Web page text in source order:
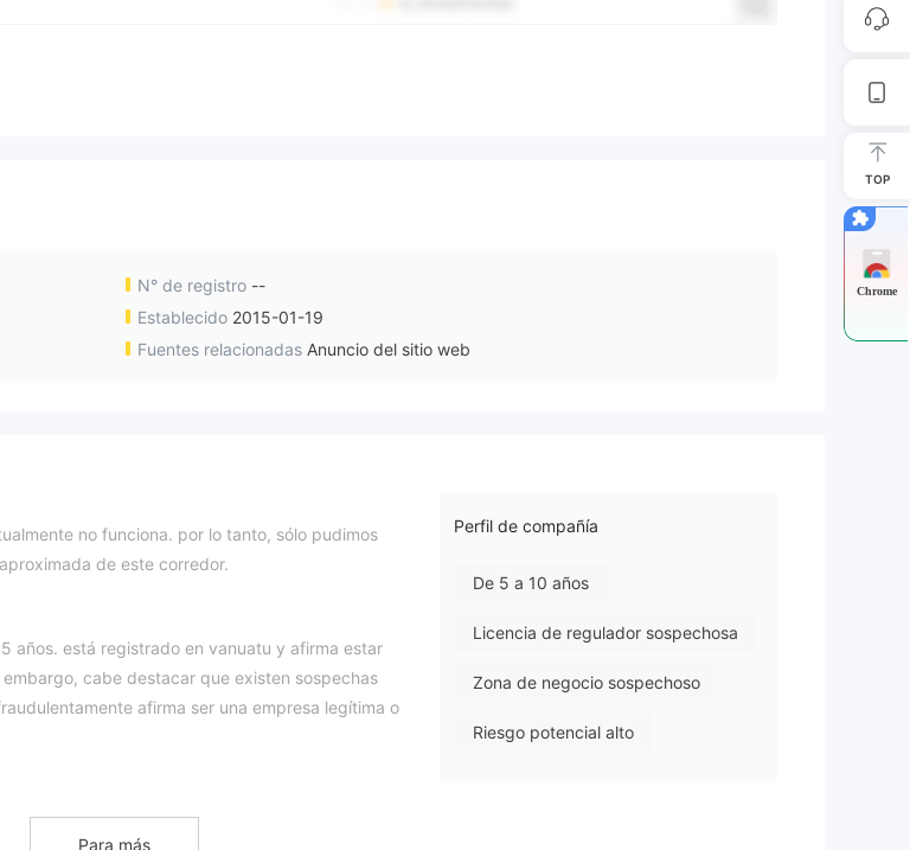
N° de registro --
Establecido 2015-01-19
Fuentes relacionadas Anuncio del sitio web
no funciona. por lo tanto, sólo pudimos
de este corredor.
años. está registrado en vanuatu y afirma estar
cabe destacar que existen sospechas
afirma ser una empresa legítima o
Perfil de compañía
De 5 a 10 años
Licencia de regulador sospechosa
Zona de negocio sospechoso
Riesgo potencial alto
Para más
TOP
Chrome